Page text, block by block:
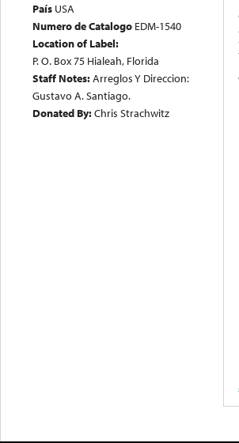
País USA
Numero de Catalogo EDM-1540
Location of Label:
P. O. Box 75 Hialeah, Florida
Staff Notes:Arreglos Y Direccion:
Gustavo A. Santiago.
Donated By:Chris Strachwitz